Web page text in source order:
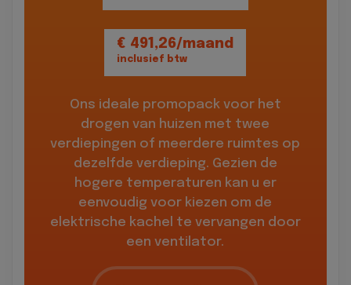
€ 491,26/maand
inclusief btw
Ons ideale promopack voor het
drogen van huizen met twee
verdiepingen of meerdere ruimtes op
dezelfde verdieping. Gezien de
hogere temperaturen kan u er
eenvoudig voor kiezen om de
elektrische kachel te vervangen door
een ventilator.